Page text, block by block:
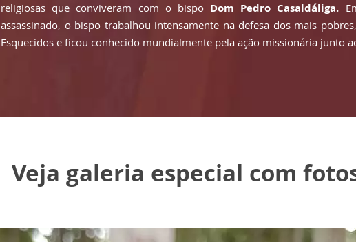
religiosas que conviveram com o bispo Dom Pedro Casaldáliga.
assassinado, o bispo trabalhou intensamente na defesa dos mais
Esquecidos e ficou conhecido mundialmente pela ação missionária junto
Veja galeria especial com